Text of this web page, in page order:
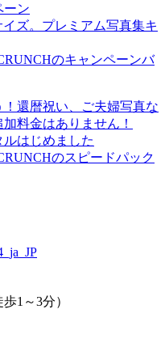
1～3分）